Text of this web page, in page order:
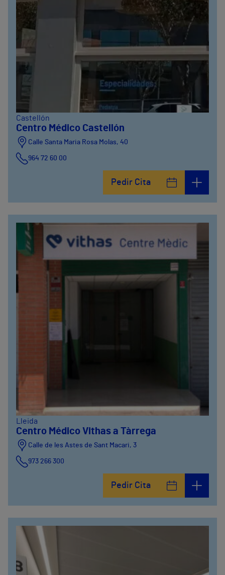
Castellón
Centro Médico Castellón
Calle Santa Maria Rosa Molas, 40
964 72 60 00
Pedir Cita
Lleida
Centro Médico Vithas a Tàrrega
Calle de les Astes de Sant Macari, 3
973 266 300
Pedir Cita